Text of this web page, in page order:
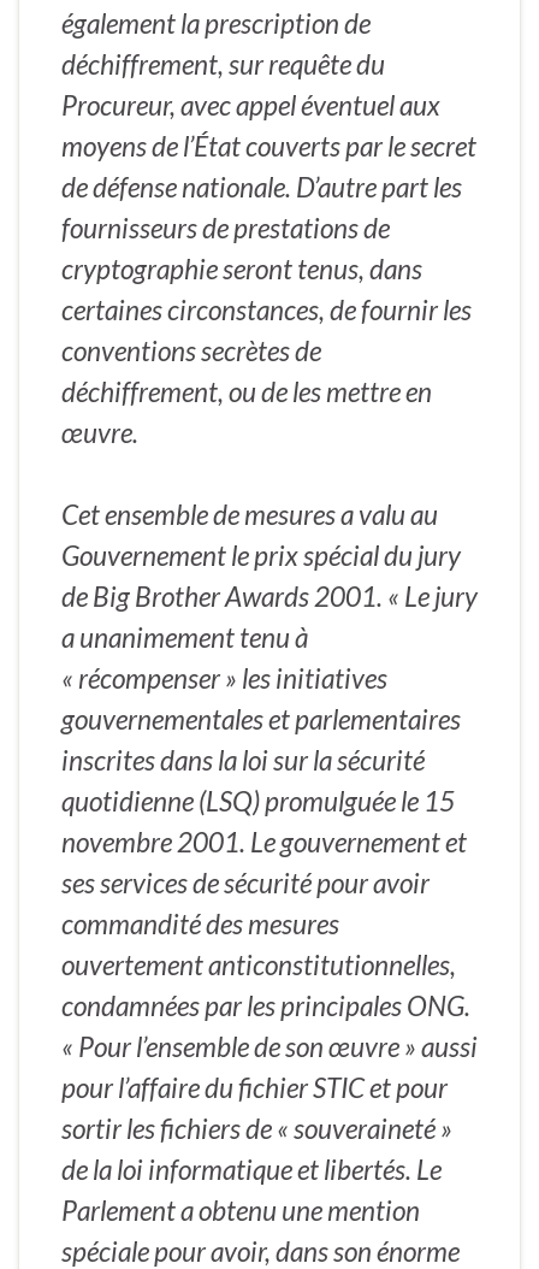
également la prescription de
déchiffrement, sur requête du
Procureur, avec appel éventuel aux
moyens de l’État couverts par le secret
de défense nationale. D’autre part les
fournisseurs de prestations de
cryptographie seront tenus, dans
certaines circonstances, de fournir les
conventions secrètes de
déchiffrement, ou de les mettre en
œuvre.
Cet ensemble de mesures a valu au
Gouvernement le prix spécial du jury
de Big Brother Awards 2001. « Le jury
a unanimement tenu à
« récompenser » les initiatives
gouvernementales et parlementaires
inscrites dans la loi sur la sécurité
quotidienne (LSQ) promulguée le 15
novembre 2001. Le gouvernement et
ses services de sécurité pour avoir
commandité des mesures
ouvertement anticonstitutionnelles,
condamnées par les principales ONG.
« Pour l’ensemble de son œuvre » aussi
pour l’affaire du fichier STIC et pour
sortir les fichiers de « souveraineté »
de la loi informatique et libertés. Le
Parlement a obtenu une mention
spéciale pour avoir, dans son énorme